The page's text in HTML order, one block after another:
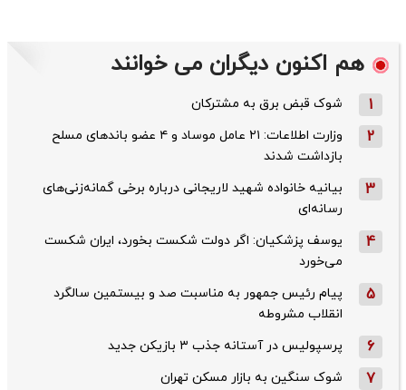
هم اکنون دیگران می خوانند
1 شوک قبض برق به مشترکان
2
وزارت اطلاعات: ۲۱ عامل موساد و ۴ عضو باندهای مسلح
بازداشت شدند
3
بیانیه خانواده شهید لاریجانی درباره برخی گمانه‌زنی‌های
رسانه‌ای
4
یوسف پزشکیان: اگر دولت شکست بخورد، ایران شکست
می‌خورد
5
پیام رئیس جمهور به مناسبت صد و بیستمین سالگرد
انقلاب مشروطه
6 پرسپولیس در آستانه جذب ۳ بازیکن جدید
7 شوک سنگین به بازار مسکن تهران